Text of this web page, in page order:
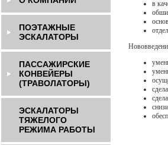
ПОЭТАЖНЫЕ
ЭСКАЛАТОРЫ
ПАССАЖИРСКИЕ
КОНВЕЙЕРЫ
(ТРАВОЛАТОРЫ)
ЭСКАЛАТОРЫ
ТЯЖЕЛОГО
РЕЖИМА РАБОТЫ
в